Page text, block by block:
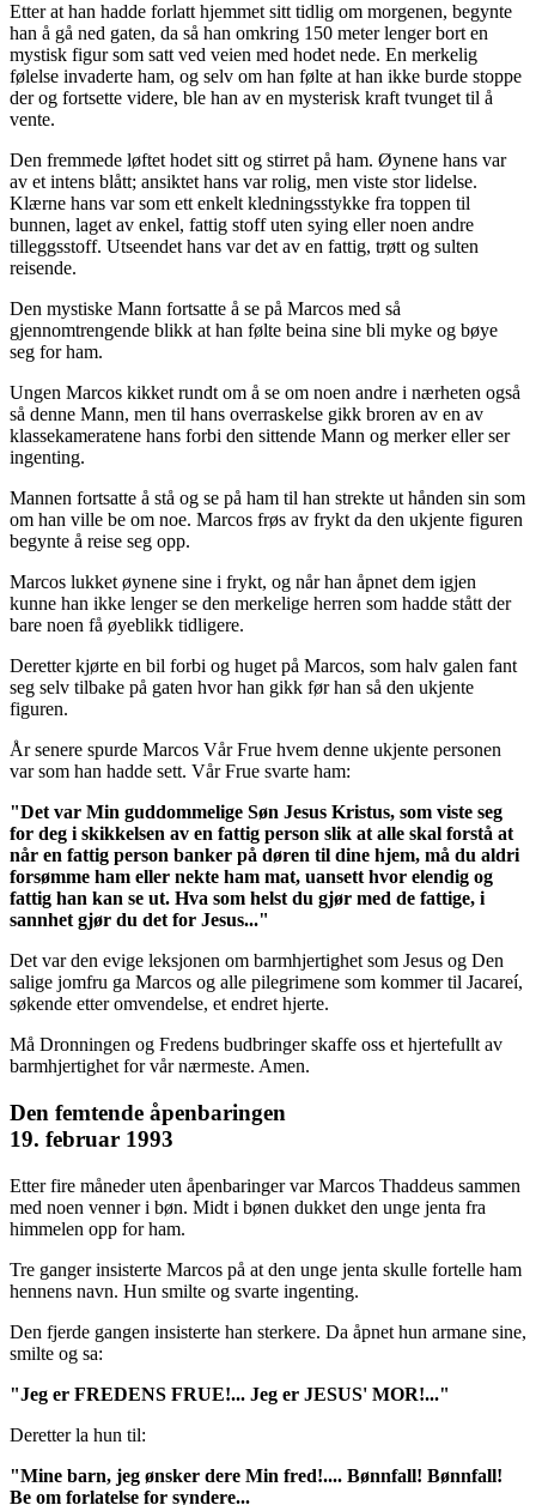
Etter at han hadde forlatt hjemmet sitt tidlig om morgenen, begynte
han å gå ned gaten, da så han omkring 150 meter lenger bort en
mystisk figur som satt ved veien med hodet nede. En merkelig
følelse invaderte ham, og selv om han følte at han ikke burde stoppe
der og fortsette videre, ble han av en mysterisk kraft tvunget til å
vente.
Den fremmede løftet hodet sitt og stirret på ham. Øynene hans var
av et intens blått; ansiktet hans var rolig, men viste stor lidelse.
Klærne hans var som ett enkelt kledningsstykke fra toppen til
bunnen, laget av enkel, fattig stoff uten sying eller noen andre
tilleggsstoff. Utseendet hans var det av en fattig, trøtt og sulten
reisende.
Den mystiske Mann fortsatte å se på Marcos med så
gjennomtrengende blikk at han følte beina sine bli myke og bøye
seg for ham.
Ungen Marcos kikket rundt om å se om noen andre i nærheten også
så denne Mann, men til hans overraskelse gikk broren av en av
klassekameratene hans forbi den sittende Mann og merker eller ser
ingenting.
Mannen fortsatte å stå og se på ham til han strekte ut hånden sin som
om han ville be om noe. Marcos frøs av frykt da den ukjente figuren
begynte å reise seg opp.
Marcos lukket øynene sine i frykt, og når han åpnet dem igjen
kunne han ikke lenger se den merkelige herren som hadde stått der
bare noen få øyeblikk tidligere.
Deretter kjørte en bil forbi og huget på Marcos, som halv galen fant
seg selv tilbake på gaten hvor han gikk før han så den ukjente
figuren.
År senere spurde Marcos Vår Frue hvem denne ukjente personen
var som han hadde sett. Vår Frue svarte ham:
"Det var Min guddommelige Søn Jesus Kristus, som viste seg
for deg i skikkelsen av en fattig person slik at alle skal forstå at
når en fattig person banker på døren til dine hjem, må du aldri
forsømme ham eller nekte ham mat, uansett hvor elendig og
fattig han kan se ut. Hva som helst du gjør med de fattige, i
sannhet gjør du det for Jesus..."
Det var den evige leksjonen om barmhjertighet som Jesus og Den
salige jomfru ga Marcos og alle pilegrimene som kommer til Jacareí,
søkende etter omvendelse, et endret hjerte.
Må Dronningen og Fredens budbringer skaffe oss et hjertefullt av
barmhjertighet for vår nærmeste. Amen.
Den femtende åpenbaringen
19. februar 1993
Etter fire måneder uten åpenbaringer var Marcos Thaddeus sammen
med noen venner i bøn. Midt i bønen dukket den unge jenta fra
himmelen opp for ham.
Tre ganger insisterte Marcos på at den unge jenta skulle fortelle ham
hennens navn. Hun smilte og svarte ingenting.
Den fjerde gangen insisterte han sterkere. Da åpnet hun armane sine,
smilte og sa:
"Jeg er FREDENS FRUE!... Jeg er JESUS' MOR!..."
Deretter la hun til:
"Mine barn, jeg ønsker dere Min fred!.... Bønnfall! Bønnfall!
Be om forlatelse for syndere...